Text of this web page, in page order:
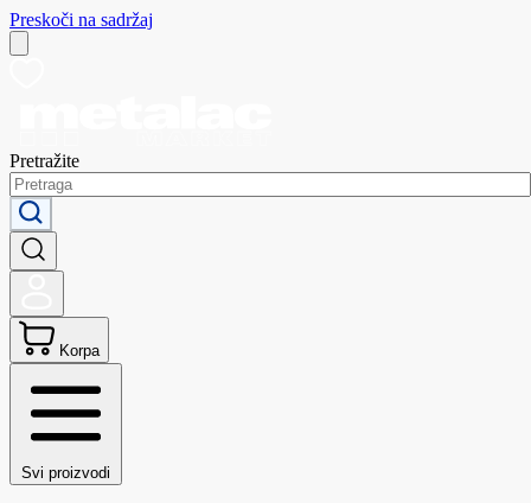
Preskoči na sadržaj
Pretražite
Korpa
Svi proizvodi